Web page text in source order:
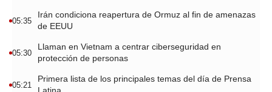
05:35
Irán condiciona reapertura de Ormuz al fin de amenazas
de EEUU
05:30
Llaman en Vietnam a centrar ciberseguridad en
protección de personas
05:21
Primera lista de los principales temas del día de Prensa